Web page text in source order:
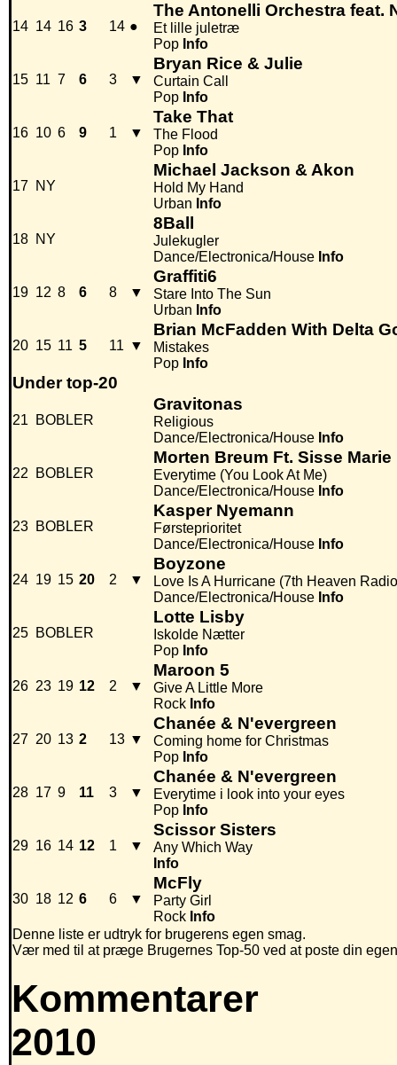
14 14 16 3 14 ●
The Antonelli Orchestra feat.
Et lille juletræ
Pop Info
15 11 7 6 3 ▼
Bryan Rice & Julie
Curtain Call
Pop Info
16 10 6 9 1 ▼
Take That
The Flood
Pop Info
17 NY
Michael Jackson & Akon
Hold My Hand
Urban Info
18 NY
8Ball
Julekugler
Dance/Electronica/House Info
19 12 8 6 8 ▼
Graffiti6
Stare Into The Sun
Urban Info
20 15 11 5 11 ▼
Brian McFadden With Delta
Mistakes
Pop Info
Under top-20
21 BOBLER
Gravitonas
Religious
Dance/Electronica/House Info
22 BOBLER
Morten Breum Ft. Sisse Marie
Everytime (You Look At Me)
Dance/Electronica/House Info
23 BOBLER
Kasper Nyemann
Førsteprioritet
Dance/Electronica/House Info
24 19 15 20 2 ▼
Boyzone
Love Is A Hurricane (7th Heaven
Dance/Electronica/House Info
25 BOBLER
Lotte Lisby
Iskolde Nætter
Pop Info
26 23 19 12 2 ▼
Maroon 5
Give A Little More
Rock Info
27 20 13 2 13 ▼
Chanée & N'evergreen
Coming home for Christmas
Pop Info
28 17 9 11 3 ▼
Chanée & N'evergreen
Everytime i look into your eyes
Pop Info
29 16 14 12 1 ▼
Scissor Sisters
Any Which Way
Info
30 18 12 6 6 ▼
McFly
Party Girl
Rock Info
Denne liste er udtryk for brugerens egen smag.
Vær med til at præge Brugernes Top-50 ved at poste din
Kommentarer
2010